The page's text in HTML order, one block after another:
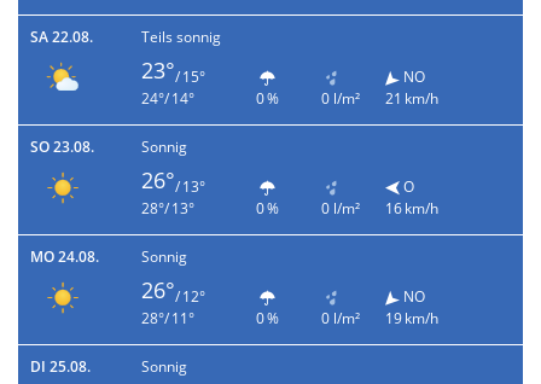
SA 22.08. Teils sonnig
23°/ 15°
24°/ 14°
0 % 0 l/m²
NO
21 km/h
SO 23.08. Sonnig
26°/ 13°
28°/ 13°
0 % 0 l/m²
O
16 km/h
MO 24.08. Sonnig
26°/ 12°
28°/ 11°
0 % 0 l/m²
NO
19 km/h
DI 25.08. Sonnig